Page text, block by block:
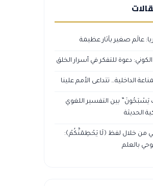
عالَم صغير بآثار عظيمة
دعوة للتفكر في أسرار الخلق
الداخلية… تتداعى الأمم علينا
يَسْبَحُونَ” بين التفسير اللغوي
الحديثة
من خلال لفظ ﴿لَا يَحْطِمَنَّكُمْ﴾:
بالعلم